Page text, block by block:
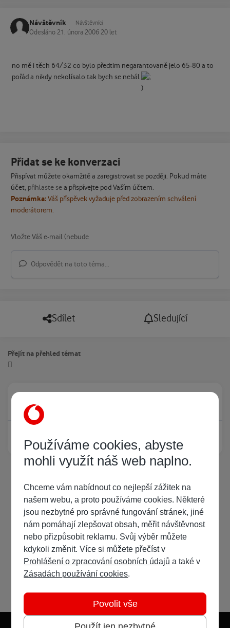
Návštěvník Návštěvníci
Odesláno 21. února 2006 20 let
no mě i těch 64/32 co bylo předtim negarantovaně jelo 65-80 a to
pořád a nikdy nekolísalo tak bych se nebál
Přidat se ke konverzaci
Přispívat můžete okamžitě a zaregistrovat se později. Pokud máte
účet, přihlaste sea přispívejte pod Vaším účtem.
Poznámka:Váš příspěvek vyžaduje před zobrazením schválení
moderátorem.
Odpovědět na toto téma...
Sdílet Sledující
Přejít na přehled témat
Právě prohlíží tuto stránku
Žádný registrovaný uživatel si neprohlíží tuto stránku
Používáme cookies, abyste
mohli využít náš web naplno.
Chceme vám nabídnout co nejlepší zážitek na
našem webu, a proto používáme cookies. Některé
jsou nezbytné pro správné fungování stránek, jiné
nám pomáhají zlepšovat obsah, měřit návštěvnost
nebo přizpůsobit reklamu. Svůj výběr můžete
kdykoli změnit. Více si můžete přečíst v
Prohlášení o zpracování osobních údajů a také v
Zásadách používání cookies.
Povolit vše